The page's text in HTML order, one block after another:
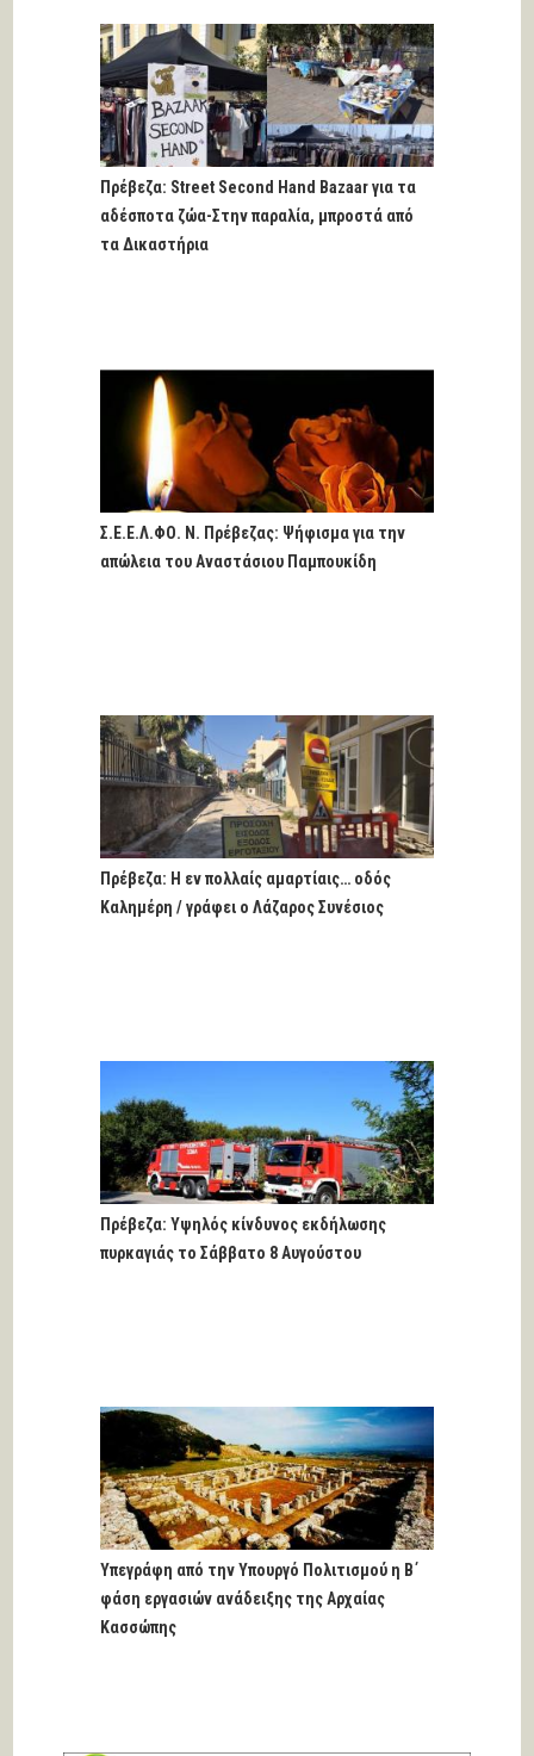
Πρέβεζα: Street Second Hand Bazaar για τα
αδέσποτα ζώα-Στην παραλία, μπροστά από
τα Δικαστήρια
Σ.Ε.Ε.Λ.ΦΟ. Ν. Πρέβεζας: Ψήφισμα για την
απώλεια του Αναστάσιου Παμπουκίδη
Πρέβεζα: Η εν πολλαίς αμαρτίαις… οδός
Καλημέρη / γράφει ο Λάζαρος Συνέσιος
Πρέβεζα: Υψηλός κίνδυνος εκδήλωσης
πυρκαγιάς το Σάββατο 8 Αυγούστου
Υπεγράφη από την Υπουργό Πολιτισμού η Β΄
φάση εργασιών ανάδειξης της Αρχαίας
Κασσώπης